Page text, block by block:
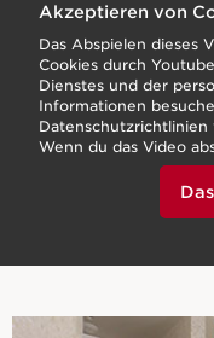
Akzeptieren von
Das Abspielen dieses
Cookies durch
Dienstes und der
Informationen
Datenschutzrichtlinien
Wenn du das Video
Zustimmung